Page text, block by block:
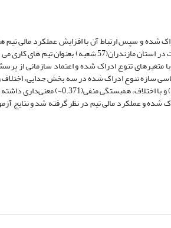
شده و سپس ارتباط آن با افزایش عملکرد مالی تیم
در جمع آوری اطلاعات مرتبط با متغیرهای تنوع ادراک شده و اعتماد
سازه تنوع ادراک شده در سه بخش جدایی، اختلاف
بررسی ارتباط آنها با عملکرد مالی تیم نشان داد که عملکرد مالی تیم با
شده و عملکرد مالی تیم در نظر گرفته شد و نتایج